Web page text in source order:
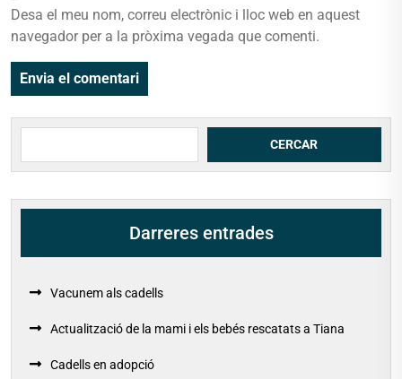
Desa el meu nom, correu electrònic i lloc web en aquest
navegador per a la pròxima vegada que comenti.
CERCAR
Darreres entrades
Vacunem als cadells
Actualització de la mami i els bebés rescatats a Tiana
Cadells en adopció